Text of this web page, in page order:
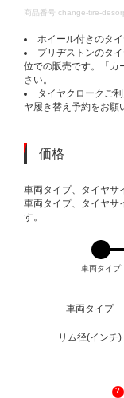
DETAILS
商品番号 change-tire-
ホイール付きのタ
ブリヂストンのタ
位での販売です。「カ
さい。
タイヤクロークご
ヤ履き替え予約をお願
価格
VARIATIONS
車両タイプ、タイヤサ
車両タイプ、タイヤサ
す。
車両タイプ
車両タイプ
リム径(インチ)
?